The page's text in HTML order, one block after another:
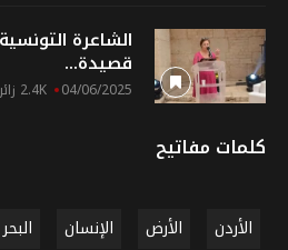
الشاعرة
قصيدة...
04/06/2025 2.4K زائر
كلمات مفاتيح
الأردن الأرض الإنسان البحر